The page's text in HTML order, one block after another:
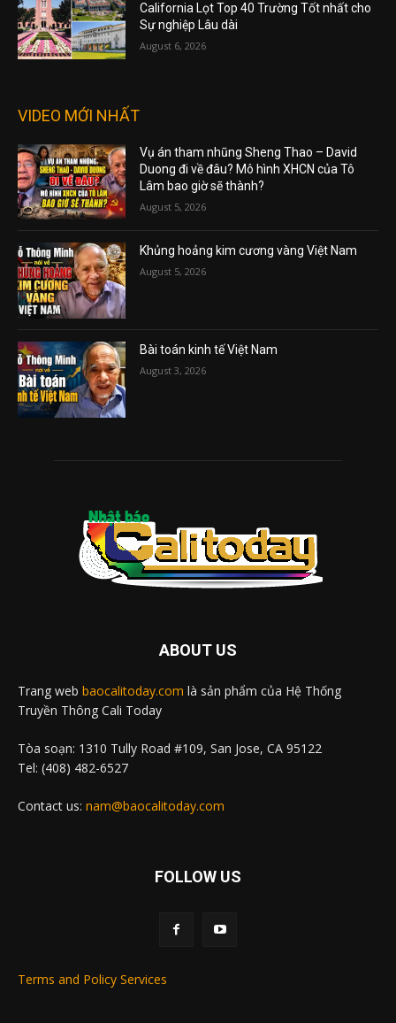
California Lọt Top 40 Trường Tốt nhất cho
Sự nghiệp Lâu dài
August 6, 2026
VIDEO MỚI NHẤT
Vụ án tham nhũng Sheng Thao – David
Duong đi về đâu? Mô hình XHCN của Tô
Lâm bao giờ sẽ thành?
August 5, 2026
Khủng hoảng kim cương vàng Việt Nam
August 5, 2026
Bài toán kinh tế Việt Nam
August 3, 2026
ABOUT US
Trang web baocalitoday.com là sản phẩm của Hệ Thống
Truyền Thông Cali Today
Tòa soạn: 1310 Tully Road #109, San Jose, CA 95122
Tel: (408) 482-6527
Contact us: nam@baocalitoday.com
FOLLOW US
Terms and Policy Services